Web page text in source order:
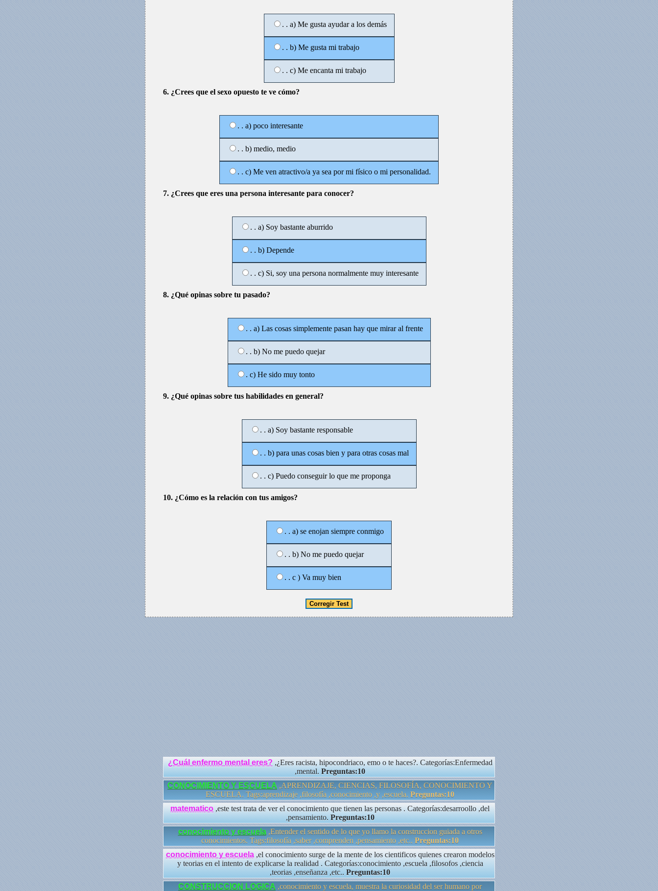
. . a) Me gusta ayudar a los demás
. . b) Me gusta mi trabajo
. . c) Me encanta mi trabajo
6. ¿Crees que el sexo opuesto te ve cómo?
. . a) poco interesante
. . b) medio, medio
. . c) Me ven atractivo/a ya sea por mi físico o mi personalidad.
7. ¿Crees que eres una persona interesante para conocer?
. . a) Soy bastante aburrido
. . b) Depende
. . c) Si, soy una persona normalmente muy interesante
8. ¿Qué opinas sobre tu pasado?
. . a) Las cosas simplemente pasan hay que mirar al frente
. . b) No me puedo quejar
. c) He sido muy tonto
9. ¿Qué opinas sobre tus habilidades en general?
. . a) Soy bastante responsable
. . b) para unas cosas bien y para otras cosas mal
. . c) Puedo conseguir lo que me proponga
10. ¿Cómo es la relación con tus amigos?
. . a) se enojan siempre conmigo
. . b) No me puedo quejar
. . c ) Va muy bien
¿Cuál enfermo mental eres? ,¿Eres racista, hipocondriaco, emo o te haces?. Categorías:Enfermedad
,mental. Preguntas:10
CONOCIMIENTO Y ESCUELA ,APRENDIZAJE, CIENCIAS, FILOSOFÍA, CONOCIMIENTO Y
ESCUELA. Tags:aprendizaje ,filosofía ,conocimiento ,y ,escuela. Preguntas:10
matematico ,este test trata de ver el conocimiento que tienen las personas . Categorías:desarroollo ,del
,pensamiento. Preguntas:10
conocimiento y escuela,Entender el sentido de lo que yo llamo la construccion guiada a otros
conocimientos. Tags:filosofía ,saber ,comprenden ,pensamiento ,etc.. Preguntas:10
conocimiento y escuela,el conocimiento surge de la mente de los cientificos quienes crearon modelos
y teorias en el intento de explicarse la realidad . Categorías:conocimiento ,escuela ,filosofos ,ciencia
,teorias ,enseñanza ,etc.. Preguntas:10
CONSTRUCCION LOGICA ,conocimiento y escuela, muestra la curiosidad del ser humano por